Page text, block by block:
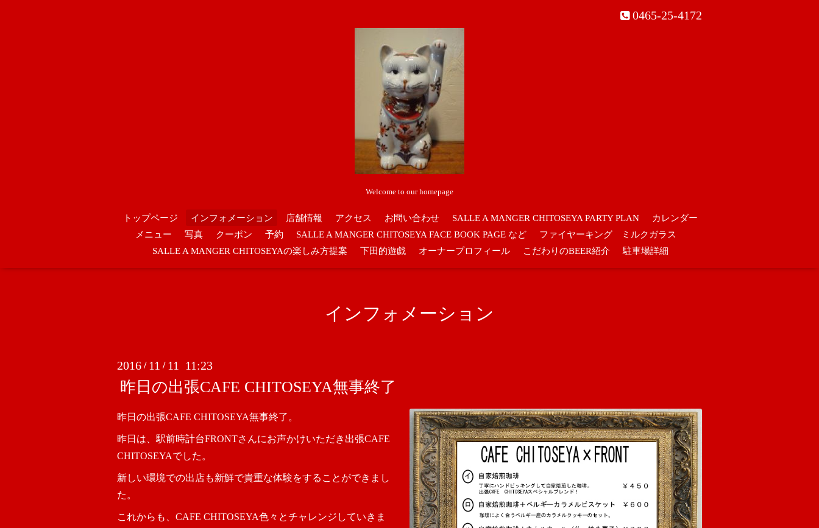
0465-25-4172
Welcome to our homepage
トップページ インフォメーション 店舗情報 アクセス お問い合わせ SALLE A MANGER CHITOSEYA PARTY PLAN
カレンダー
メニュー
写真 クーポン 予約 SALLE A MANGER CHITOSEYA FACE BOOK PAGE など
ファイヤーキング ミルクガラス
SALLE A MANGER CHITOSEYAの楽しみ方提案
下田的遊戯 オーナープロフィール こだわりのBEER紹介 駐車場詳細
インフォメーション
2016 / 11 / 11 11:23
昨日の出張CAFE CHITOSEYA無事終了
昨日の出張CAFE CHITOSEYA無事終了。
昨日は、駅前時計台FRONTさんにお声かけいただき出張CAFE
CHITOSEYAでした。
新しい環境での出店も新鮮で貴重な体験をすることができまし
た。
これからも、CAFE CHITOSEYA色々とチャレンジしていきま